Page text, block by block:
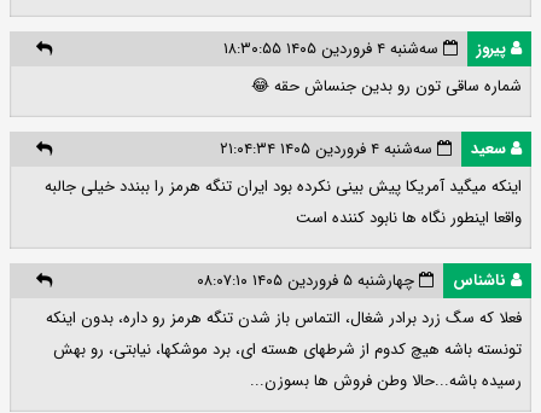
پیروز
سه‌شنبه ۴ فروردین ۱۴۰۵ ۱۸:۳۰:۵۵
شماره ساقی تون رو بدین جنساش حقه 😂
سعید
سه‌شنبه ۴ فروردین ۱۴۰۵ ۲۱:۰۴:۳۴
اینکه میگید آمریکا پیش بینی نکرده بود ایران تنگه هرمز را ببندد خیلی جالبه
واقعا اینطور نگاه ها نابود کننده است
ناشناس
چهارشنبه ۵ فروردین ۱۴۰۵ ۰۸:۰۷:۱۰
فعلا که سگ زرد برادر شغال، التماس باز شدن تنگه هرمز رو داره، بدون اینکه
تونسته باشه هیچ کدوم از شرطهای هسته ای، برد موشکها، نیابتی، رو بهش
رسیده باشه...حالا وطن فروش ها بسوزن...